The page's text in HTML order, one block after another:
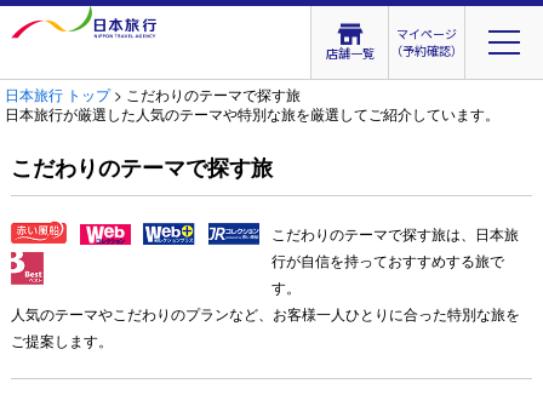
店舗一覧
マイページ
（予約確認）
日本旅行 トップ> こだわりのテーマで探す旅
日本旅行が厳選した人気のテーマや特別な旅を厳選してご紹介しています。
こだわりのテーマで探す旅
こだわりのテーマで探す旅は、日本旅
行が自信を持っておすすめする旅で
す。
人気のテーマやこだわりのプランなど、お客様一人ひとりに合った特別な旅を
ご提案します。